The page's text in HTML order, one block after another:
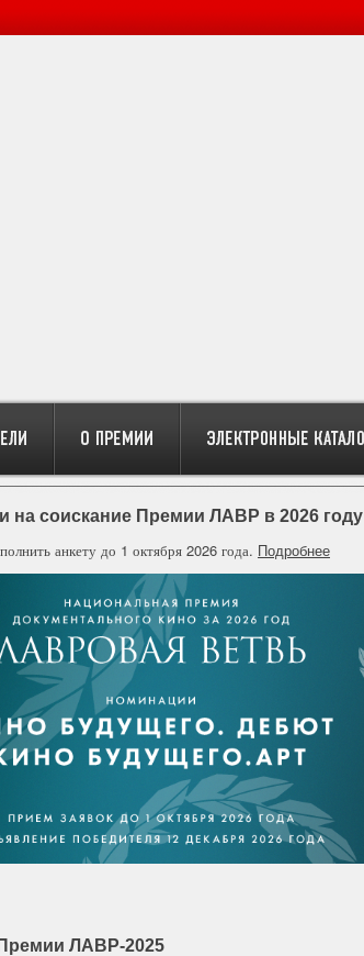
на соискание Премии ЛАВР в 2026 году
анкету до 1 октября 2026 года. Подробнее
ЛАВР-2025